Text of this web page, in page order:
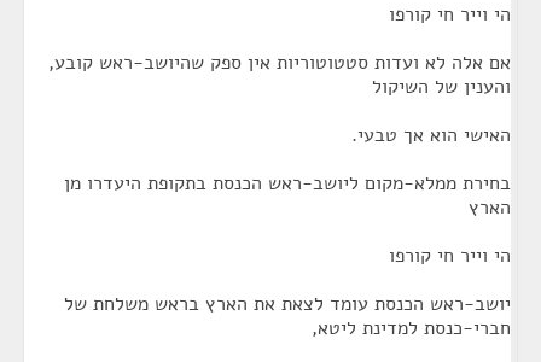
הי וייר חי קורפו
אם אלה לא ועדות סטטוטוריות אין ספק שהיושב-ראש קובע,
והענין של השיקול
האישי הוא אך טבעי.
בחירת ממלא-מקום ליושב-ראש הכנסת בתקופת היעדרו מן
הארץ
הי וייר חי קורפו
יושב-ראש הכנסת עומד לצאת את הארץ בראש משלחת של
חברי-כנסת למדינת ליטא,